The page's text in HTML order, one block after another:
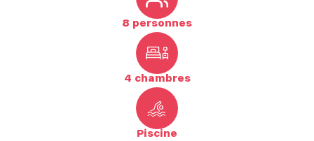
8 personnes
4 chambres
Piscine